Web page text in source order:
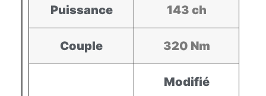
Puissance 143 ch
Couple 320 Nm
Modifié